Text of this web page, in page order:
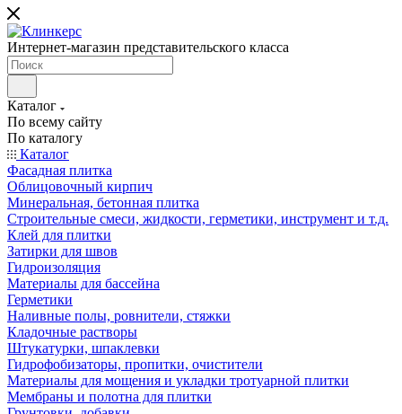
Интернет-магазин представительского класса
Каталог
По всему сайту
По каталогу
Каталог
Фасадная плитка
Облицовочный кирпич
Минеральная, бетонная плитка
Строительные смеси, жидкости, герметики, инструмент и т.д.
Клей для плитки
Затирки для швов
Гидроизоляция
Материалы для бассейна
Герметики
Наливные полы, ровнители, стяжки
Кладочные растворы
Штукатурки, шпаклевки
Гидрофобизаторы, пропитки, очистители
Материалы для мощения и укладки тротуарной плитки
Мембраны и полотна для плитки